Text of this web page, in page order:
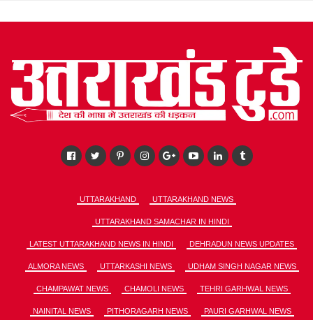
UTTARAKHAND UTTARAKHAND NEWS
UTTARAKHAND SAMACHAR IN HINDI
LATEST UTTARAKHAND NEWS IN HINDI DEHRADUN NEWS UPDATES
ALMORA NEWS UTTARKASHI NEWS UDHAM SINGH NAGAR NEWS
CHAMPAWAT NEWS CHAMOLI NEWS TEHRI GARHWAL NEWS
NAINITAL NEWS PITHORAGARH NEWS PAURI GARHWAL NEWS